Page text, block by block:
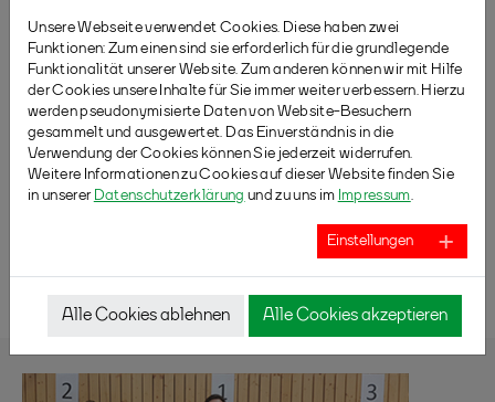
02.08.2026 Erstellt vonChristian Berhorst (PM Spb)
28.07.2026Erstellt von Christian Berhorst (PM Spb)
Countdown: Abgabe VRL
Unsere Webseite verwendet Cookies. Diese haben zwei
Funktionen: Zum einen sind sie erforderlich für die grundlegende
Funktionalität unserer Website. Zum anderen können wir mit Hilfe
der Cookies unsere Inhalte für Sie immer weiter verbessern. Hierzu
werden pseudonymisierte Daten von Website-Besuchern
gesammelt und ausgewertet. Das Einverständnis in die
Verwendung der Cookies können Sie jederzeit widerrufen.
Weitere Informationen zu Cookies auf dieser Website finden Sie
in unserer Datenschutzerklärung und zu uns im Impressum.
Einstellungen
Alle Cookies ablehnen Alle Cookies akzeptieren